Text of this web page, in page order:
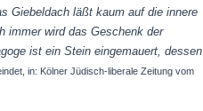
Giebeldach läßt kaum auf die innere
immer wird das Geschenk der
ist ein Stein eingemauert, dessen
in: Kölner Jüdisch-liberale Zeitung vom